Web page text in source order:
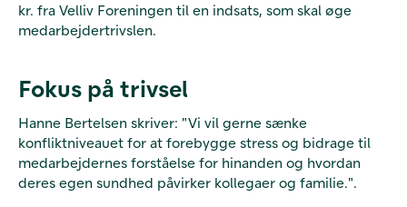
kr. fra Velliv Foreningen til en indsats, som skal øge
medarbejdertrivslen.
Fokus på trivsel
Hanne Bertelsen skriver: "Vi vil gerne sænke
konfliktniveauet for at forebygge stress og bidrage til
medarbejdernes forståelse for hinanden og hvordan
deres egen sundhed påvirker kollegaer og familie.".